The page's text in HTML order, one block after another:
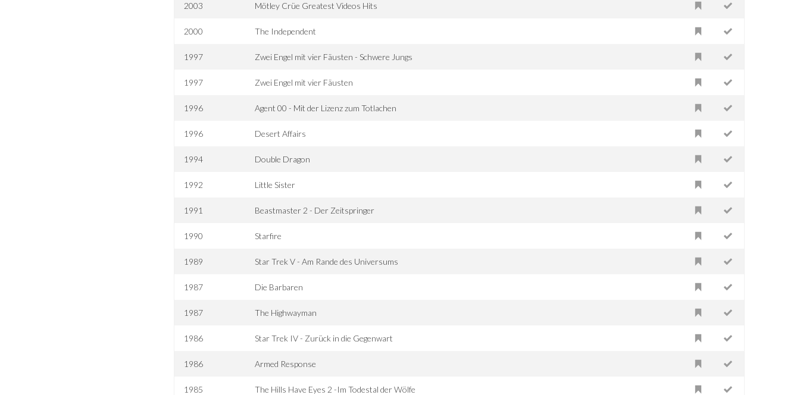
2003 Mötley Crüe Greatest Videos Hits
2000 The Independent
1997 Zwei Engel mit vier Fäusten - Schwere Jungs
1997 Zwei Engel mit vier Fäusten
1996 Agent 00 - Mit der Lizenz zum Totlachen
1996 Desert Affairs
1994 Double Dragon
1992 Little Sister
1991 Beastmaster 2 - Der Zeitspringer
1990 Starfire
1989 Star Trek V - Am Rande des Universums
1987 Die Barbaren
1987 The Highwayman
1986 Star Trek IV - Zurück in die Gegenwart
1986 Armed Response
1985 The Hills Have Eyes 2 -Im Todestal der Wölfe